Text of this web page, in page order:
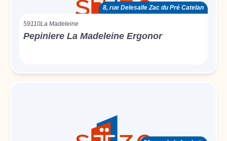
8, rue Delesalle Zac du Pré Catelan
59110La Madeleine
Pepiniere La Madeleine Ergonor